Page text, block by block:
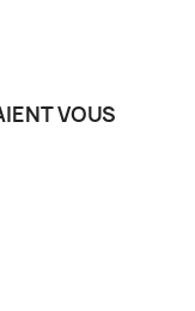
VOUS